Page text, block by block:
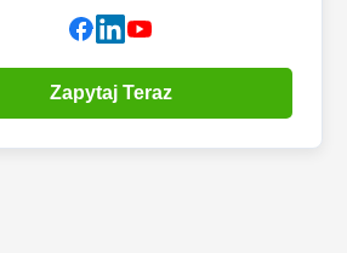
Zapytaj Teraz